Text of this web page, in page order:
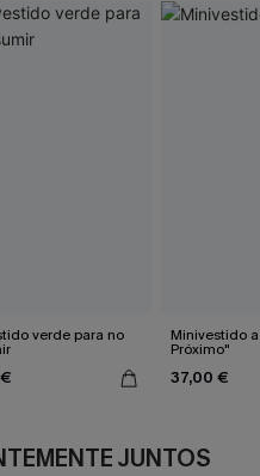
verde para no Minivestido
Próximo"
37,00 €
JUNTOS